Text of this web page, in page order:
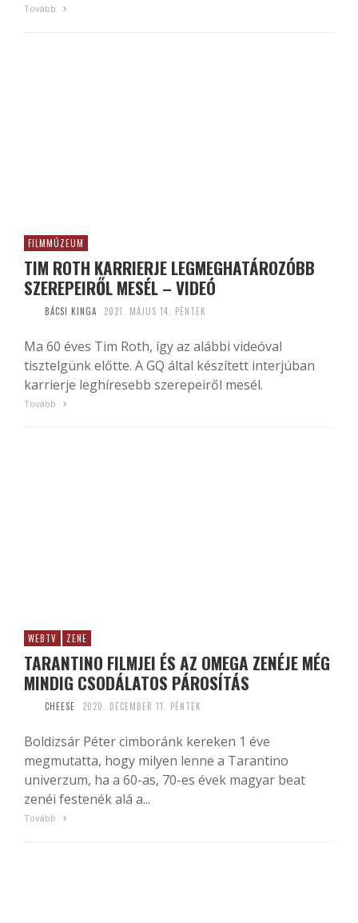
Tovább
FILMMÚZEUM
TIM ROTH KARRIERJE LEGMEGHATÁROZÓBB
SZEREPEIRŐL MESÉL – VIDEÓ
BÁCSI KINGA 2021. MÁJUS 14. PÉNTEK
Ma 60 éves Tim Roth, így az alábbi videóval
tisztelgünk előtte. A GQ által készített interjúban
karrierje leghíresebb szerepeiről mesél.
Tovább
WEBTV ZENE
TARANTINO FILMJEI ÉS AZ OMEGA ZENÉJE MÉG
MINDIG CSODÁLATOS PÁROSÍTÁS
CHEESE 2020. DECEMBER 11. PÉNTEK
Boldizsár Péter cimboránk kereken 1 éve
megmutatta, hogy milyen lenne a Tarantino
univerzum, ha a 60-as, 70-es évek magyar beat
zenéi festenék alá a...
Tovább